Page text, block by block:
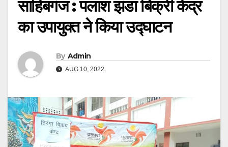
साहिबगंज : पलाश झंडा बिक्री केंद्र
का उपायुक्त ने किया उद्घाटन
By Admin
AUG 10, 2022